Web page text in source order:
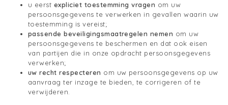
u eerst expliciet toestemming vragen om uw
persoonsgegevens te verwerken in gevallen waarin uw
toestemming is vereist;
passende beveiligingsmaatregelen nemen om uw
persoonsgegevens te beschermen en dat ook eisen
van partijen die in onze opdracht persoonsgegevens
verwerken;
uw recht respecteren om uw persoonsgegevens op uw
aanvraag ter inzage te bieden, te corrigeren of te
verwijderen.